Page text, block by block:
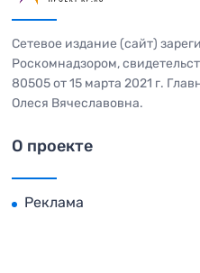
Сетевое издание (сайт)
Роскомнадзором,
80505 от 15 марта 2021 г.
Олеся Вячеславовна.
О проекте
Реклама